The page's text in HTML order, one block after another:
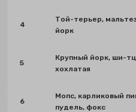
4
Той-терьер,
йорк
5
Крупный йорк, ши-
хохлатая
6
Мопс, карликовый
пудель, фокс